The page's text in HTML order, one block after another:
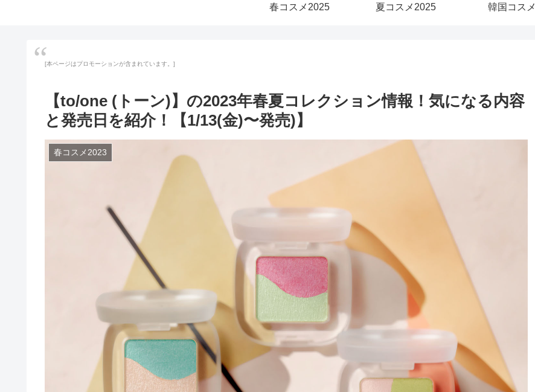
春コスメ2025 夏コスメ2025 韓国コスメ
[本ページはプロモーションが含まれています。]
【to/one (トーン)】の2023年春夏コレクション情報！気になる内容
と発売日を紹介！【1/13(金)〜発売)】
春コスメ2023